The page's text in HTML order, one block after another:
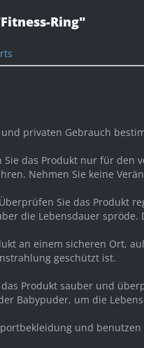
Ring"
privaten Gebrauch
Sie das Produkt nur für den
Nehmen Sie keine
Sie das Produkt
die Lebensdauer spröde.
an einem sicheren Ort,
geschützt ist.
das Produkt sauber und
Babypuder, um die
und